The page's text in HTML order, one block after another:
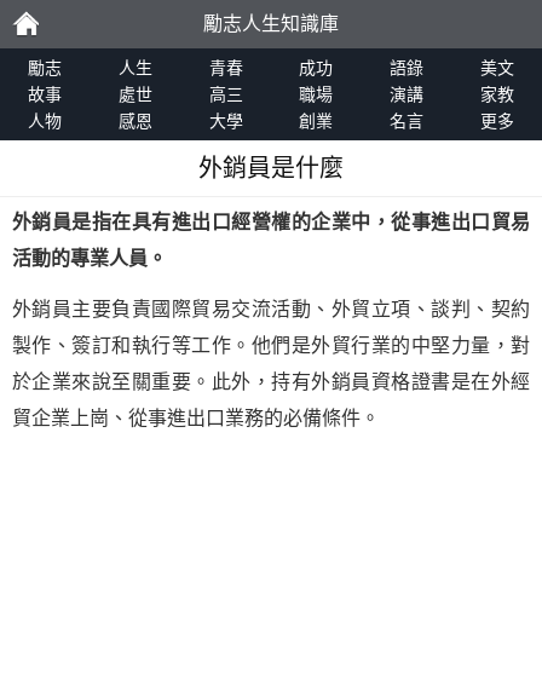
勵
志
勵志人生知識庫
勵志 人生 青春 成功 語錄
美文
故事
處世 高三 職場 演講
家教
人物
感恩 大學 創業 名言 更多
外銷員是什麼
外銷員是指在具有進出口經營權的企業中，從事進出口貿易
活動的專業人員。
外銷員主要負責國際貿易交流活動、外貿立項、談判、契約
製作、簽訂和執行等工作。他們是外貿行業的中堅力量，對
於企業來說至關重要。此外，持有外銷員資格證書是在外經
貿企業上崗、從事進出口業務的必備條件。